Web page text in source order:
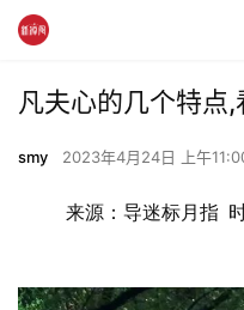
凡夫心的几个特点
smy 2023年4月24日 上午
来源：导迷标月指